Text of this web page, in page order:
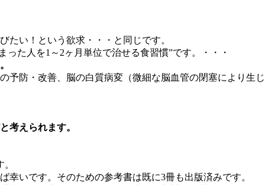
たい！という欲求・・・と同じです。
た人を1～2ヶ月単位で治せる食習慣”です。・・・
予防・改善、脳の白質病変（微細な脳血管の閉塞により生じ
考えられます。
いです。そのための参考書は既に3冊も出版済みです。